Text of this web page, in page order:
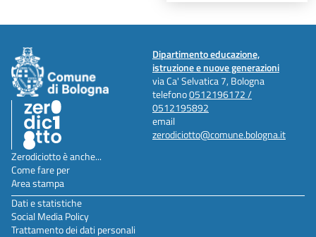
Dipartimento educazione,
istruzione e nuove generazioni
via Ca' Selvatica 7, Bologna
telefono0512196172 /
0512195892
email
zerodiciotto@comune.bologna.it
Zerodiciotto è anche...
Come fare per
Area stampa
Dati e statistiche
Social Media Policy
Trattamento dei dati personali